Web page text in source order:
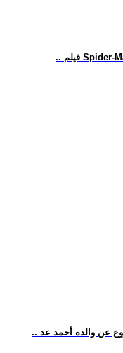
عن والده أحمد عد